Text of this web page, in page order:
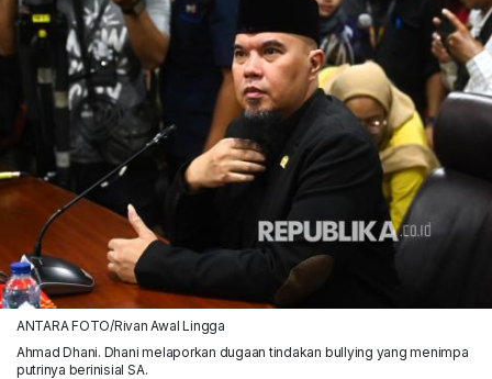
ANTARA FOTO/Rivan Awal Lingga
Ahmad Dhani. Dhani melaporkan dugaan tindakan bullying yang menimpa
putrinya berinisial SA.